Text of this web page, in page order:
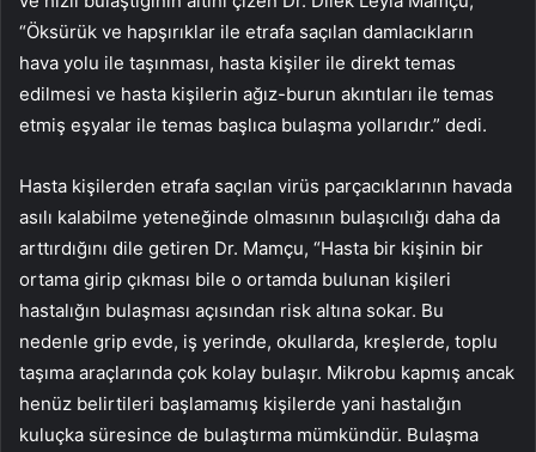
“Öksürük ve hapşırıklar ile etrafa saçılan damlacıkların
hava yolu ile taşınması, hasta kişiler ile direkt temas
edilmesi ve hasta kişilerin ağız-burun akıntıları ile temas
etmiş eşyalar ile temas başlıca bulaşma yollarıdır.” dedi.
Hasta kişilerden etrafa saçılan virüs parçacıklarının havada
asılı kalabilme yeteneğinde olmasının bulaşıcılığı daha da
arttırdığını dile getiren Dr. Mamçu, “Hasta bir kişinin bir
ortama girip çıkması bile o ortamda bulunan kişileri
hastalığın bulaşması açısından risk altına sokar. Bu
nedenle grip evde, iş yerinde, okullarda, kreşlerde, toplu
taşıma araçlarında çok kolay bulaşır. Mikrobu kapmış ancak
henüz belirtileri başlamamış kişilerde yani hastalığın
kuluçka süresince de bulaştırma mümkündür. Bulaşma